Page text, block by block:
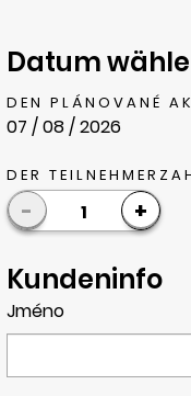
Datum
DEN PLÁNOVANÉ
07 / 08 / 2026
DER
- 1 +
Kundeninfo
Jméno